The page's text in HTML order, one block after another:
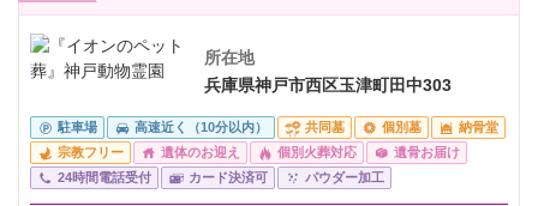
所在地
兵庫県神戸市西区玉津町田中303
駐車場 高速近く（10分以内） 共同墓 個別墓
納骨堂
宗教フリー
遺体のお迎え 個別火葬対応
遺骨お届け
24時間電話受付
カード決済可 パウダー加工